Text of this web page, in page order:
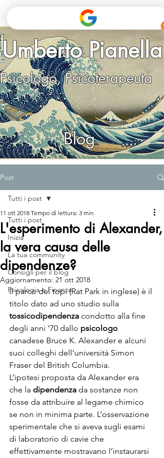
Umberto Pianella
Psicologo, Psicoterapeuta
Blog
Post
Tutti i post
Inizia
La tua community
Consigli per il blog
Psicologia e Finanza
Tutti i post
L'esperimento di Alexander,
la vera causa delle
dipendenze?
11 ott 2018 Tempo di lettura: 3 min
Aggiornamento: 21 ott 2018
Il parco dei topi (Rat Park in inglese) è il
titolo dato ad uno studio sulla
tossicodipendenza condotto alla fine
degli anni ’70 dallo psicologo
canadese Bruce K. Alexander e alcuni
suoi colleghi dell’università Simon
Fraser del British Columbia.
L’ipotesi proposta da Alexander era
che la dipendenza da sostanze non
fosse da attribuire al legame chimico
se non in minima parte. L’osservazione
sperimentale che si aveva sugli esami
di laboratorio di cavie che
effettivamente mostravano l’instaurarsi